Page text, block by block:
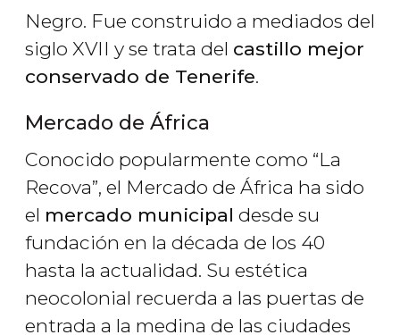
Negro. Fue construido a mediados del
siglo XVII y se trata del castillo mejor
conservado de Tenerife.
Mercado de África
Conocido popularmente como “La
Recova”, el Mercado de África ha sido
el mercado municipal desde su
fundación en la década de los 40
hasta la actualidad. Su estética
neocolonial recuerda a las puertas de
entrada a la medina de las ciudades